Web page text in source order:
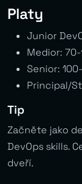
Platy
Junior
Medior: 70-
Senior:
Principal/
Tip
Začněte jako
DevOps skills.
dveří.